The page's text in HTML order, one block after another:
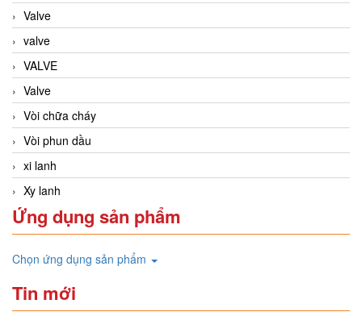
Valve
valve
VALVE
Valve
Vòi chữa cháy
Vòi phun dầu
xi lanh
Xy lanh
Ứng dụng sản phẩm
Chọn ứng dụng sản phẩm
Tin mới